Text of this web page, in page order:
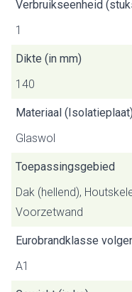
Verbruikseenheid
1
Dikte (in mm)
140
Materiaal
Glaswol
Toepassingsgebied
Dak (hellend),
Voorzetwand
Eurobrandklasse
A1